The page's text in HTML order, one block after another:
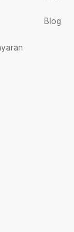
Blog